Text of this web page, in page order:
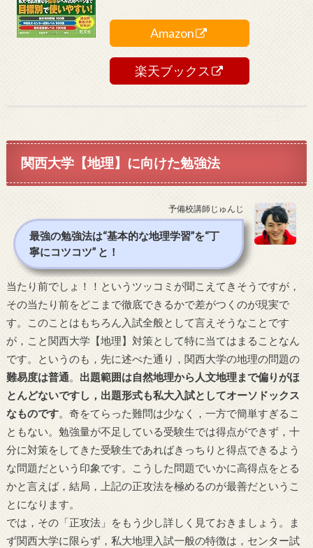
Amazon
楽天ブックス
関西大学【地理】に向けた勉強法
予備校講師じゅんじ
最強の勉強法は“基本的な地理学習”を“丁
寧にコツコツ” と！
当たり前でしょ！！というツッコミが聞こえてきそうですが，
その当たり前をどこまで徹底できるかで差がつくのが現実で
す。このことはもちろん入試全般として言えそうなことです
が，こと関西大学【地理】対策として特に当てはまることなん
です。というのも，先に述べた通り，関西大学の地理の問題の
難易度は普通。 出題範囲は自然地理から人文地理まで偏りがほ
とんどないですし，出題形式も私大入試としてオーソドックス
なものです。奇をてらった難問は少なく，一方で簡単すぎるこ
ともない。勉強量が不足している受験生では得点ができず，十
分に対策をしてきた受験生であればきっちりと得点できるよう
な問題だという印象です。こうした問題でいかに高得点をとる
かと言えば，結局，上記の正攻法を極めるのが最善だというこ
とになります。
では，その「正攻法」をもう少し詳しく見ておきましょう。ま
ず関西大学に限らず，私大地理入試一般の特徴は，センター試